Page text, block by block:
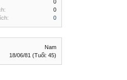
0
0
0
Nam
18/06/81 (Tuổi: 45)